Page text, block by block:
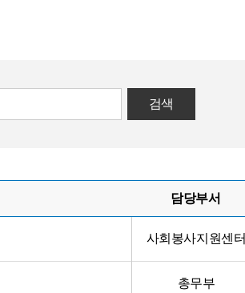
검색
담당부서
사회봉사지원센터
총무부